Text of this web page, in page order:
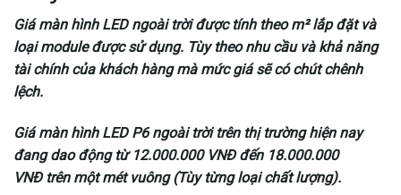
Giá màn hình LED ngoài trời được tính theo m² lắp đặt và
loại module được sử dụng. Tùy theo nhu cầu và khả năng
tài chính của khách hàng mà mức giá sẽ có chút chênh
lệch.
Giá màn hình LED P6 ngoài trời trên thị trường hiện nay
đang dao động từ 12.000.000 VNĐ đến 18.000.000
VNĐ trên một mét vuông (Tùy từng loại chất lượng).